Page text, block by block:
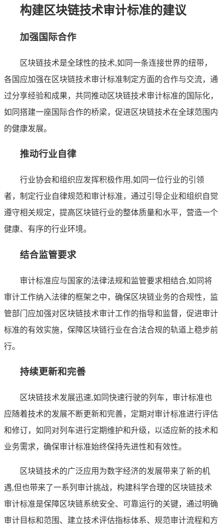
构建区块链技术审计标准的建议
加强国际合作
区块链技术是全球性的技术,如同一条连接世界的纽带，
各国应加强在区块链技术审计标准制定方面的合作与交流，通
过分享经验和成果，共同推动区块链技术审计标准的国际化，
如同搭建一座国际合作的桥梁，促进区块链技术在全球范围内
的健康发展。
推动行业自律
行业协会和组织应发挥积极作用,如同一位行业的引领
者，制定行业自律规范和审计标准，通过引导企业和组织自觉
遵守相关规定，提高区块链行业的整体质量和水平，营造一个
健康、有序的行业环境。
结合监管要求
审计标准应与国家的法律法规和监管要求相结合,如同将
审计工作纳入法律的框架之中，确保区块链业务的合规性，监
管部门应加强对区块链技术审计工作的指导和监督，促进审计
标准的有效实施，保障区块链行业在合法合规的轨道上稳步前
行。
持续更新和完善
区块链技术发展迅速,如同快速行驶的列车，审计标准也
应随着技术的发展不断更新和完善，定期对审计标准进行评估
和修订，如同对列车进行定期维护和升级，以适应新的技术和
业务需求，确保审计标准始终保持先进性和有效性。
区块链技术的广泛应用为数字经济的发展带来了新的机
遇,但也带来了一系列审计挑战，构建科学合理的区块链技术
审计标准是保障区块链系统安全、可靠运行的关键，通过明确
审计目标和范围、建立技术评估指标体系、规范审计流程和方